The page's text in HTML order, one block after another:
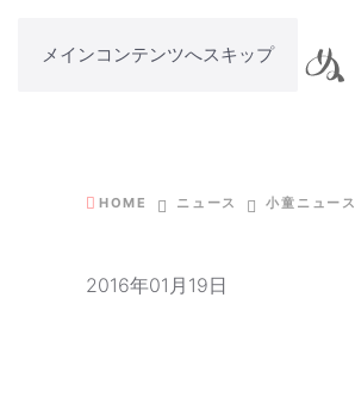
メインコンテンツへスキップ
HOME ニュース 小童ニュース
2016年01月19日